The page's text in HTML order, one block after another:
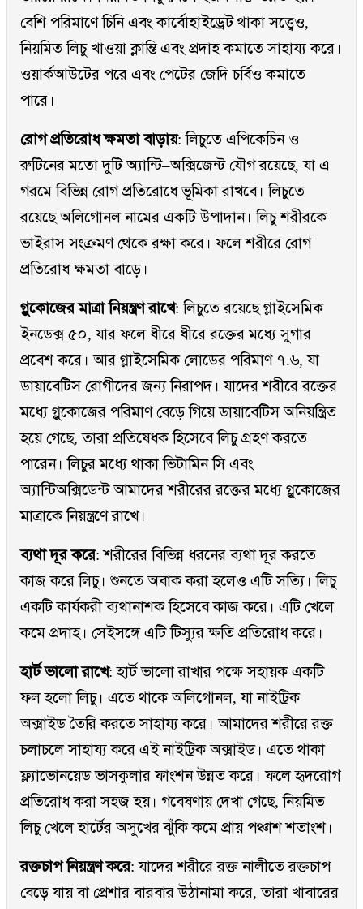
বেশি পরিমাণে চিনি এবং কার্বোহাইড্রেট থাকা সত্ত্বেও,
নিয়মিত লিচু খাওয়া ক্লান্তি এবং প্রদাহ কমাতে সাহায্য করে।
ওয়ার্কআউটের পরে এবং পেটের জেদি চর্বিও কমাতে
পারে।
রোগ প্রতিরোধ ক্ষমতা বাড়ায়: লিচুতে এপিকেচিন ও
রুটিনের মতো দুটি অ্যান্টি–অক্সিজেন্ট যৌগ রয়েছে, যা এ
গরমে বিভিন্ন রোগ প্রতিরোধে ভূমিকা রাখবে। লিচুতে
রয়েছে অলিগোনল নামের একটি উপাদান। লিচু শরীরকে
ভাইরাস সংক্রমণ থেকে রক্ষা করে। ফলে শরীরে রোগ
প্রতিরোধ ক্ষমতা বাড়ে।
গ্লুকোজের মাত্রা নিয়ন্ত্রণ রাখে: লিচুতে রয়েছে গ্লাইসেমিক
ইনডেক্স ৫০, যার ফলে ধীরে ধীরে রক্তের মধ্যে সুগার
প্রবেশ করে। আর গ্লাইসেমিক লোডের পরিমাণ ৭.৬, যা
ডায়াবেটিস রোগীদের জন্য নিরাপদ। যাদের শরীরে রক্তের
মধ্যে গ্লুকোজের পরিমাণ বেড়ে গিয়ে ডায়াবেটিস অনিয়ন্ত্রিত
হয়ে গেছে, তারা প্রতিষেধক হিসেবে লিচু গ্রহণ করতে
পারেন। লিচুর মধ্যে থাকা ভিটামিন সি এবং
অ্যান্টিঅক্সিডেন্ট আমাদের শরীরের রক্তের মধ্যে গ্লুকোজের
মাত্রাকে নিয়ন্ত্রণে রাখে।
ব্যথা দূর করে: শরীরের বিভিন্ন ধরনের ব্যথা দূর করতে
কাজ করে লিচু। শুনতে অবাক করা হলেও এটি সত্যি। লিচু
একটি কার্যকরী ব্যথানাশক হিসেবে কাজ করে। এটি খেলে
কমে প্রদাহ। সেইসঙ্গে এটি টিস্যুর ক্ষতি প্রতিরোধ করে।
হার্ট ভালো রাখে: হার্ট ভালো রাখার পক্ষে সহায়ক একটি
ফল হলো লিচু। এতে থাকে অলিগোনল, যা নাইট্রিক
অক্সাইড তৈরি করতে সাহায্য করে। আমাদের শরীরে রক্ত
চলাচলে সাহায্য করে এই নাইট্রিক অক্সাইড। এতে থাকা
ফ্ল্যাভোনয়েড ভাসকুলার ফাংশন উন্নত করে। ফলে হৃদরোগ
প্রতিরোধ করা সহজ হয়। গবেষণায় দেখা গেছে, নিয়মিত
লিচু খেলে হার্টের অসুখের ঝুঁকি কমে প্রায় পঞ্চাশ শতাংশ।
রক্তচাপ নিয়ন্ত্রণ করে: যাদের শরীরে রক্ত নালীতে রক্তচাপ
বেড়ে যায় বা প্রেশার বারবার উঠানামা করে, তারা খাবারের